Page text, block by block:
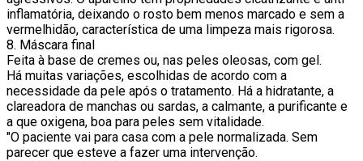
inflamatória, deixando o rosto bem menos marcado e sem a
vermelhidão, característica de uma limpeza mais rigorosa.
8. Máscara final
Feita à base de cremes ou, nas peles oleosas, com gel.
Há muitas variações, escolhidas de acordo com a
necessidade da pele após o tratamento. Há a hidratante, a
clareadora de manchas ou sardas, a calmante, a purificante e
a que oxigena, boa para peles sem vitalidade.
"O paciente vai para casa com a pele normalizada. Sem
parecer que esteve a fazer uma intervenção.